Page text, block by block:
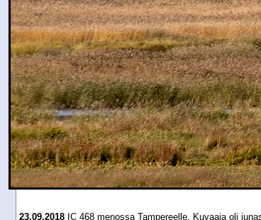
23.09.2018 IC 468 menossa Tampereelle. Kuvaaja oli